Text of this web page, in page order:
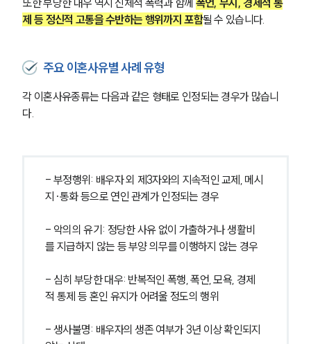
또한 부당한 대우 역시 신체적 폭력과 함께 폭언, 무시, 경제적 통
제 등 정신적 고통을 수반하는 행위까지 포함될 수 있습니다.
주요 이혼사유별 사례 유형
각 이혼사유종류는 다음과 같은 형태로 인정되는 경우가 많습니
다.
- 부정행위: 배우자 외 제3자와의 지속적인 교제, 메시
지·통화 등으로 연인 관계가 인정되는 경우
- 악의의 유기: 정당한 사유 없이 가출하거나 생활비
를 지급하지 않는 등 부양 의무를 이행하지 않는 경우
- 심히 부당한 대우: 반복적인 폭행, 폭언, 모욕, 경제
적 통제 등 혼인 유지가 어려울 정도의 행위
- 생사불명: 배우자의 생존 여부가 3년 이상 확인되지